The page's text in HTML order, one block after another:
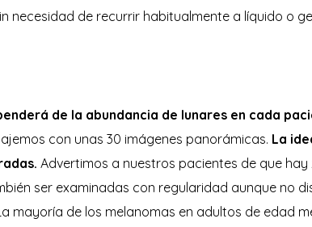
necesidad de recurrir habitualmente a líquido o
de la abundancia de lunares en cada
con unas 30 imágenes panorámicas. La
Advertimos a nuestros pacientes de que
ser examinadas con regularidad aunque no
mayoría de los melanomas en adultos de edad